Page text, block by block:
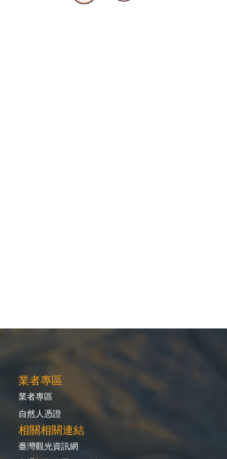
業者專區
業者專區
自然人憑證
相關相關連結
臺灣觀光資訊網